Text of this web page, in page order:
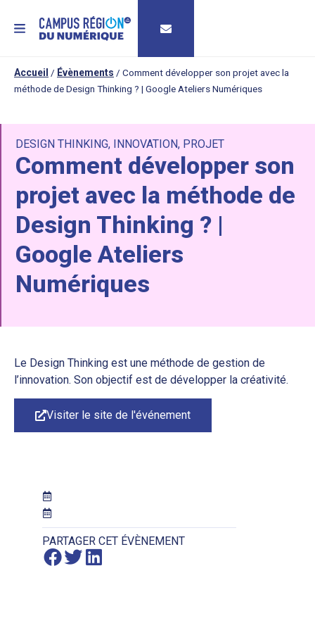
MENU
Accueil / Évènements / Comment développer son projet avec la
méthode de Design Thinking ? | Google Ateliers Numériques
DESIGN THINKING, INNOVATION, PROJET
Comment développer son
projet avec la méthode de
Design Thinking ? |
Google Ateliers
Numériques
Le Design Thinking est une méthode de gestion de
l’innovation. Son objectif est de développer la créativité.
Visiter le site de l'événement
PARTAGER CET ÉVÈNEMENT